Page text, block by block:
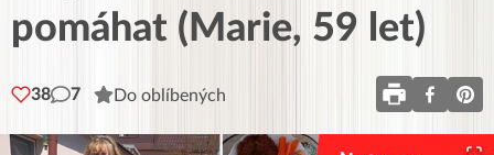
pomáhat (Marie, 59 let)
38 7 Do oblíbených